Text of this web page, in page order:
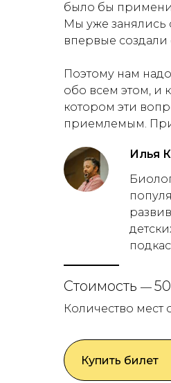
было бы
Мы уже
впервые создали
Поэтому нам
обо всем этом, и
котором эти
приемлемым.
Илья
Стоимость —
Количество мест
Купить билет